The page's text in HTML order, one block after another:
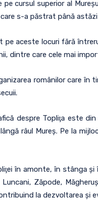
cursul superior al
s-a păstrat până
aceste locuri fără
dintre care cele mai
românilor care
despre Topliţa este
râul Mureş. Pe la
în amonte, în stânga
Zăpode,
la dezvoltarea şi